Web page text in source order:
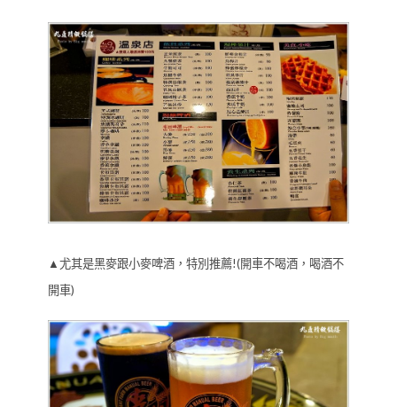
▲尤其是黑麥跟小麥啤酒，特別推薦!(開車不喝酒，喝酒不
開車)